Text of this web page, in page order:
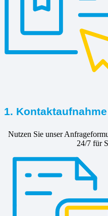
1. Kontaktaufnahme
Nutzen Sie unser
24/7 für